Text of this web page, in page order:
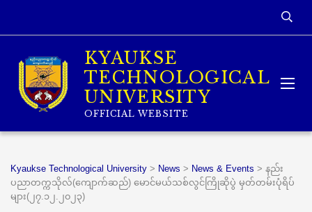
KYAUKSE
TECHNOLOGICAL
UNIVERSITY
OFFICIAL WEBSITE
Kyaukse Technological University > News > News & Events > နည်း
ပညာတက္ကသိုလ်(ကျောက်ဆည်) မောင်မယ်သစ်လွင်ကြိုဆိုပွဲ မှတ်တမ်းပုံရိပ်
များ(၂၇.၁၂.၂၀၂၃)